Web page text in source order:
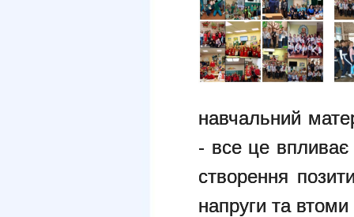
навчальний
- все це впливає
створення
напруги та втоми